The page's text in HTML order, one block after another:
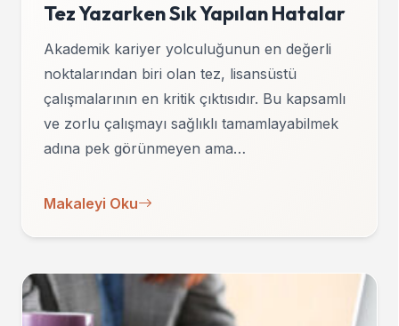
Tez Yazarken Sık Yapılan Hatalar
Akademik kariyer yolculuğunun en değerli
noktalarından biri olan tez, lisansüstü
çalışmalarının en kritik çıktısıdır. Bu kapsamlı
ve zorlu çalışmayı sağlıklı tamamlayabilmek
adına pek görünmeyen ama…
Makaleyi Oku